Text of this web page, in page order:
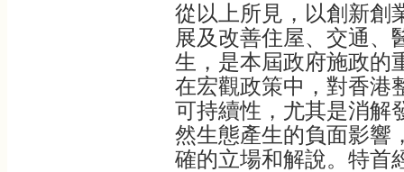
從以上所見，以創新創
展及改善住屋、交通、
生，是本屆政府施政的
在宏觀政策中，對香港
可持續性，尤其是消解
然生態產生的負面影響
確的立場和解說。特首